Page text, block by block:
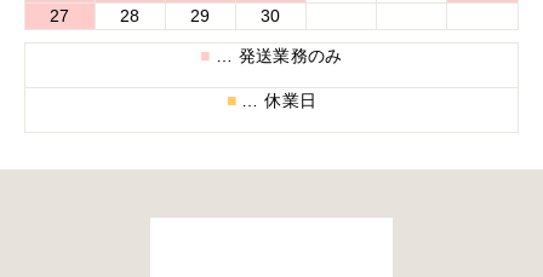
27
28 29 30
■ … 発送業務のみ
■ … 休業日